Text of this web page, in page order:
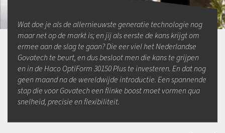
Wat doe je als de allernieuwste generatie technologie nog
maar net op de markt is; en jij als eerste de kans krijgt om
ermee aan de slag te gaan? Die eer viel het Nederlandse
Govatech te beurt, en dus besloot men die kans te grijpen
en in de Haco OptiForm 30150 Plus te investeren. En dat nog
geen maand na de wereldwijde introductie. Een spannende
stap die voor Govatech een flinke boost moet vormen qua
snelheid, precisie en flexibiliteit.